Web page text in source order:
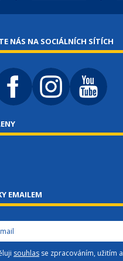
NÁS NA SOCIÁLNÍCH SÍTÍCH
EMAILEM
souhlas se zpracováním, užitím a